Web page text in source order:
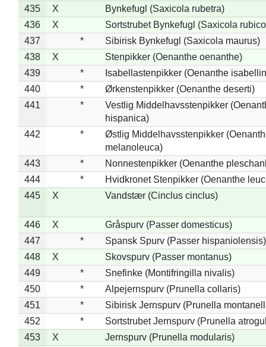
435
X
Bynkefugl (Saxicola rubetra)
436
X
Sortstrubet Bynkefugl (Saxicola
437
*
Sibirisk Bynkefugl (Saxicola maurus)
438
X
Stenpikker (Oenanthe oenanthe)
439
*
Isabellastenpikker (Oenanthe
440
*
Ørkenstenpikker (Oenanthe deserti)
441
*
Vestlig Middelhavsstenpikker
hispanica)
442
*
Østlig Middelhavsstenpikker
melanoleuca)
443
*
Nonnestenpikker (Oenanthe
444
*
Hvidkronet Stenpikker (Oenanthe
445
X Vandstær (Cinclus cinclus)
446 X
Gråspurv (Passer domesticus)
447
*
Spansk Spurv (Passer hispaniolensis)
448
X
Skovspurv (Passer montanus)
449
*
Snefinke (Montifringilla nivalis)
450
*
Alpejernspurv (Prunella collaris)
451
*
Sibirisk Jernspurv (Prunella
452
*
Sortstrubet Jernspurv (Prunella
453
X
Jernspurv (Prunella modularis)